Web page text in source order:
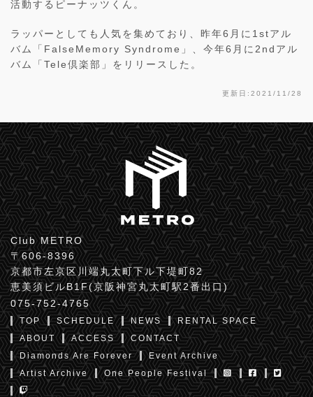
活動するピーナッツくん。
ラッパーとしても人気を集めており、昨年6月に1stアル
バム「FalseMemory Syndrome」、今年6月に2ndアル
バム「Tele倶楽部」をリリースした。
更新日:2021/11/28
Club METRO
〒606-8396
京都市左京区川端丸太町下ル下堤町82
恵美須ビルB1F(京阪神宮丸太町駅2番出口)
075-752-4765
TOP SCHEDULE NEWS
RENTAL SPACE
ABOUT
ACCESS
CONTACT
Diamonds Are Forever
Event Archive
Artist Archive
One People Festival